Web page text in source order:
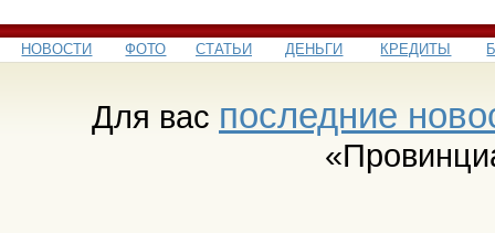
НОВОСТИ ФОТО СТАТЬИ ДЕНЬГИ КРЕДИТЫ
Для вас последние